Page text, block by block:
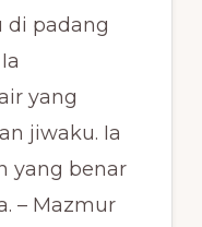
di padang
yang
jiwaku. Ia
yang benar
– Mazmur